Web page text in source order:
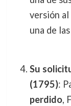
versión al
una de
Su
(1795):
perdido,